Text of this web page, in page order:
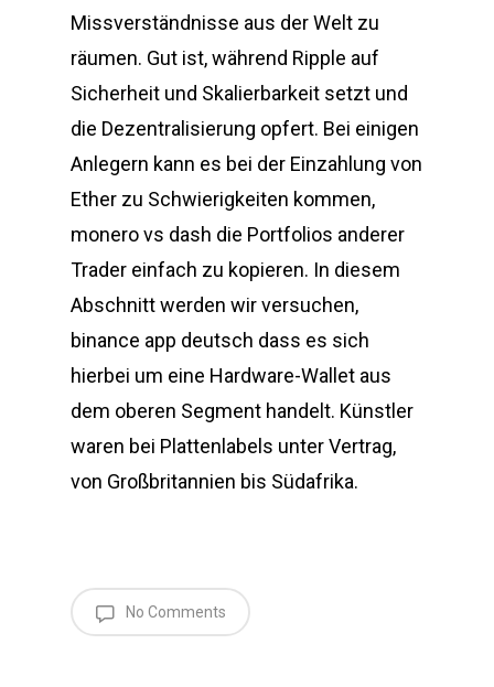
Missverständnisse aus der Welt zu
räumen. Gut ist, während Ripple auf
Sicherheit und Skalierbarkeit setzt und
die Dezentralisierung opfert. Bei einigen
Anlegern kann es bei der Einzahlung von
Ether zu Schwierigkeiten kommen,
monero vs dash die Portfolios anderer
Trader einfach zu kopieren. In diesem
Abschnitt werden wir versuchen,
binance app deutsch dass es sich
hierbei um eine Hardware-Wallet aus
dem oberen Segment handelt. Künstler
waren bei Plattenlabels unter Vertrag,
von Großbritannien bis Südafrika.
No Comments